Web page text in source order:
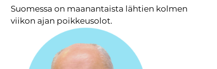
Suomessa on maanantaista lähtien kolmen
viikon ajan poikkeusolot.